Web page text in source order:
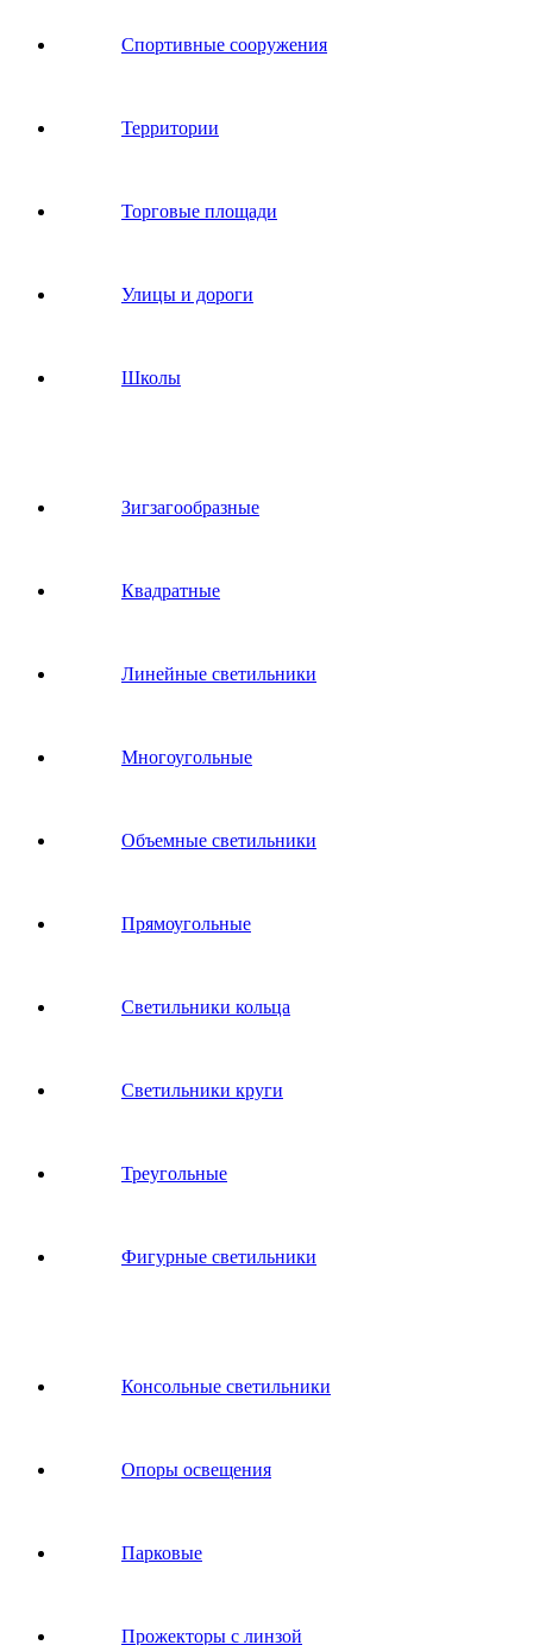
Спортивные сооружения
Территории
Торговые площади
Улицы и дороги
Школы
Зигзагообразные
Квадратные
Линейные светильники
Многоугольные
Объемные светильники
Прямоугольные
Светильники кольца
Светильники круги
Треугольные
Фигурные светильники
Консольные светильники
Опоры освещения
Парковые
Прожекторы с линзой